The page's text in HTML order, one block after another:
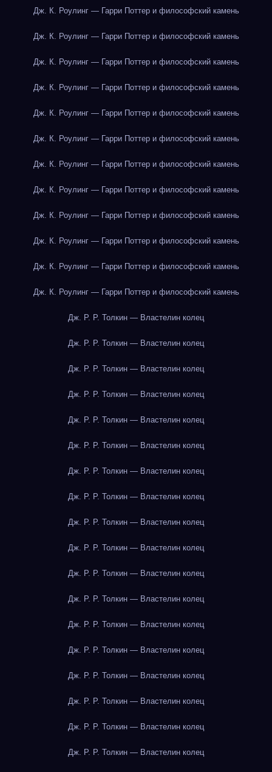
Дж. К. Роулинг — Гарри Поттер и философский камень
Дж. К. Роулинг — Гарри Поттер и философский камень
Дж. К. Роулинг — Гарри Поттер и философский камень
Дж. К. Роулинг — Гарри Поттер и философский камень
Дж. К. Роулинг — Гарри Поттер и философский камень
Дж. К. Роулинг — Гарри Поттер и философский камень
Дж. К. Роулинг — Гарри Поттер и философский камень
Дж. К. Роулинг — Гарри Поттер и философский камень
Дж. К. Роулинг — Гарри Поттер и философский камень
Дж. К. Роулинг — Гарри Поттер и философский камень
Дж. К. Роулинг — Гарри Поттер и философский камень
Дж. К. Роулинг — Гарри Поттер и философский камень
Дж. Р. Р. Толкин — Властелин колец
Дж. Р. Р. Толкин — Властелин колец
Дж. Р. Р. Толкин — Властелин колец
Дж. Р. Р. Толкин — Властелин колец
Дж. Р. Р. Толкин — Властелин колец
Дж. Р. Р. Толкин — Властелин колец
Дж. Р. Р. Толкин — Властелин колец
Дж. Р. Р. Толкин — Властелин колец
Дж. Р. Р. Толкин — Властелин колец
Дж. Р. Р. Толкин — Властелин колец
Дж. Р. Р. Толкин — Властелин колец
Дж. Р. Р. Толкин — Властелин колец
Дж. Р. Р. Толкин — Властелин колец
Дж. Р. Р. Толкин — Властелин колец
Дж. Р. Р. Толкин — Властелин колец
Дж. Р. Р. Толкин — Властелин колец
Дж. Р. Р. Толкин — Властелин колец
Дж. Р. Р. Толкин — Властелин колец